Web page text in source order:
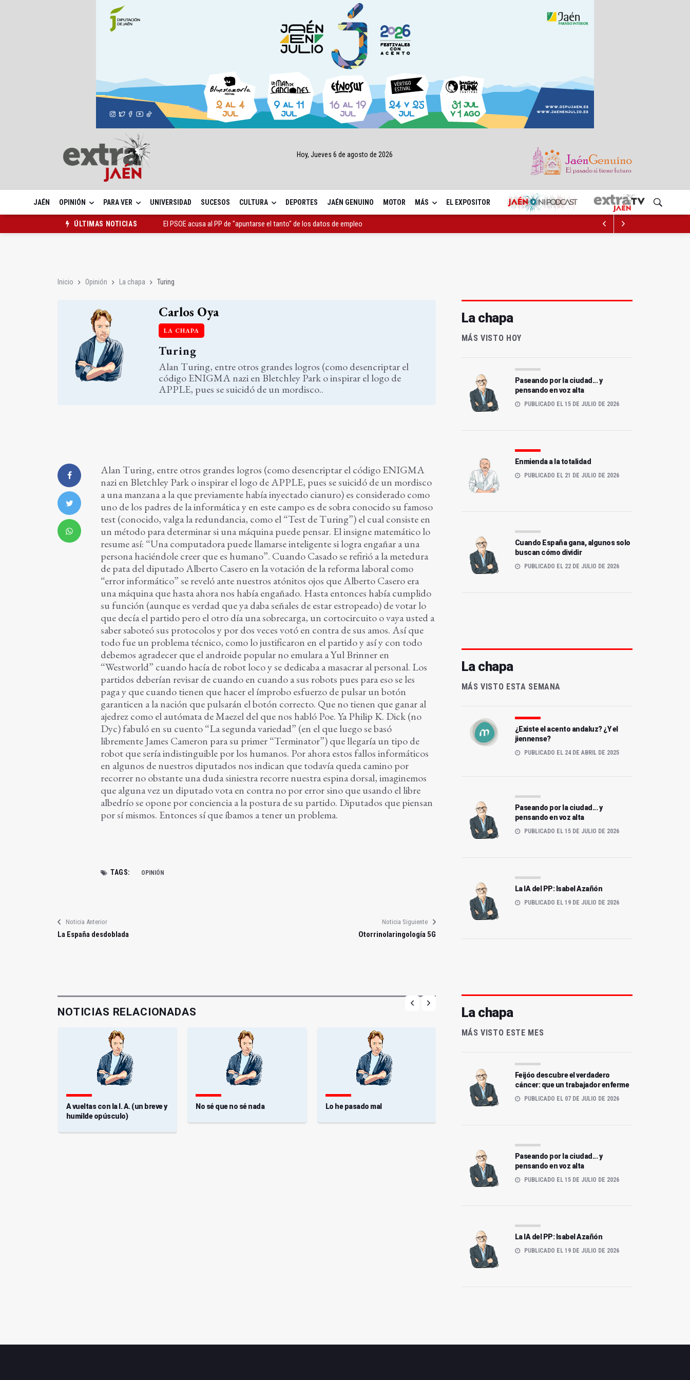
Hoy, Jueves 6 de agosto de 2026
JAÉN OPINIÓN PARA VER UNIVERSIDAD SUCESOS CULTURA DEPORTES JAÉN GENUINO MOTOR MÁS EL EXPOSITOR
ÚLTIMAS NOTICIAS
El Centro Andaluz de las Letras trae a Jaén al filósofo Omar Linares
Inicio Opinión La chapa Turing
Carlos Oya
LA CHAPA
Turing
Alan Turing, entre otros grandes logros (como desencriptar el
código ENIGMA nazi en Bletchley Park o inspirar el logo de
APPLE, pues se suicidó de un mordisco..
Alan Turing, entre otros grandes logros (como desencriptar el código ENIGMA
nazi en Bletchley Park o inspirar el logo de APPLE, pues se suicidó de un mordisco
a una manzana a la que previamente había inyectado cianuro) es considerado como
uno de los padres de la informática y en este campo es de sobra conocido su famoso
test (conocido, valga la redundancia, como el “Test de Turing”) el cual consiste en
un método para determinar si una máquina puede pensar. El insigne matemático lo
resume así: “Una computadora puede llamarse inteligente si logra engañar a una
persona haciéndole creer que es humano”. Cuando Casado se refirió a la metedura
de pata del diputado Alberto Casero en la votación de la reforma laboral como
“error informático” se reveló ante nuestros atónitos ojos que Alberto Casero era
una máquina que hasta ahora nos había engañado. Hasta entonces había cumplido
su función (aunque es verdad que ya daba señales de estar estropeado) de votar lo
que decía el partido pero el otro día una sobrecarga, un cortocircuito o vaya usted a
saber saboteó sus protocolos y por dos veces votó en contra de sus amos. Así que
todo fue un problema técnico, como lo justificaron en el partido y así y con todo
debemos agradecer que el androide popular no emulara a Yul Brinner en
“Westworld” cuando hacía de robot loco y se dedicaba a masacrar al personal. Los
partidos deberían revisar de cuando en cuando a sus robots pues para eso se les
paga y que cuando tienen que hacer el ímprobo esfuerzo de pulsar un botón
garanticen a la nación que pulsarán el botón correcto. Que no tienen que ganar al
ajedrez como el autómata de Maezel del que nos habló Poe. Ya Philip K. Dick (no
Dyc) fabuló en su cuento “La segunda variedad” (en el que luego se basó
libremente James Cameron para su primer “Terminator”) que llegaría un tipo de
robot que sería indistinguible por los humanos. Por ahora estos fallos informáticos
en algunos de nuestros diputados nos indican que todavía queda camino por
recorrer no obstante una duda siniestra recorre nuestra espina dorsal, imaginemos
que alguna vez un diputado vota en contra no por error sino que usando el libre
albedrío se opone por conciencia a la postura de su partido. Diputados que piensan
por sí mismos. Entonces sí que íbamos a tener un problema.
TAGS: OPINIÓN
Noticia Anterior
La España desdoblada
Noticia Siguiente
Otorrinolaringología 5G
NOTICIAS RELACIONADAS
A vueltas con la I. A. (un breve y
humilde opúsculo)
No sé que no sé nada Lo he pasado mal Fumata blanca esperanza
La chapa
MÁS VISTO HOY
Paseando por la ciudad... y
pensando en voz alta
PUBLICADO EL 15 DE JULIO DE 2026
Enmienda a la totalidad
PUBLICADO EL 21 DE JULIO DE 2026
Cuando España gana, algunos solo
buscan cómo dividir
PUBLICADO EL 22 DE JULIO DE 2026
La chapa
MÁS VISTO ESTA SEMANA
¿Existe el acento andaluz? ¿Y el
jiennense?
PUBLICADO EL 24 DE ABRIL DE 2025
Paseando por la ciudad... y
pensando en voz alta
PUBLICADO EL 15 DE JULIO DE 2026
La IA del PP: Isabel Azañón
PUBLICADO EL 19 DE JULIO DE 2026
La chapa
MÁS VISTO ESTE MES
Feijóo descubre el verdadero
cáncer: que un trabajador enferme
PUBLICADO EL 07 DE JULIO DE 2026
Paseando por la ciudad... y
pensando en voz alta
PUBLICADO EL 15 DE JULIO DE 2026
La IA del PP: Isabel Azañón
PUBLICADO EL 19 DE JULIO DE 2026